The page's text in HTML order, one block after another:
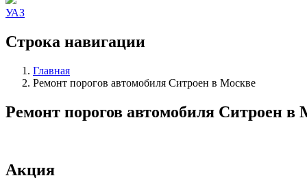
УАЗ
Строка навигации
Главная
Ремонт порогов автомобиля Ситроен в Москве
Ремонт порогов автомобиля Ситроен в
Акция